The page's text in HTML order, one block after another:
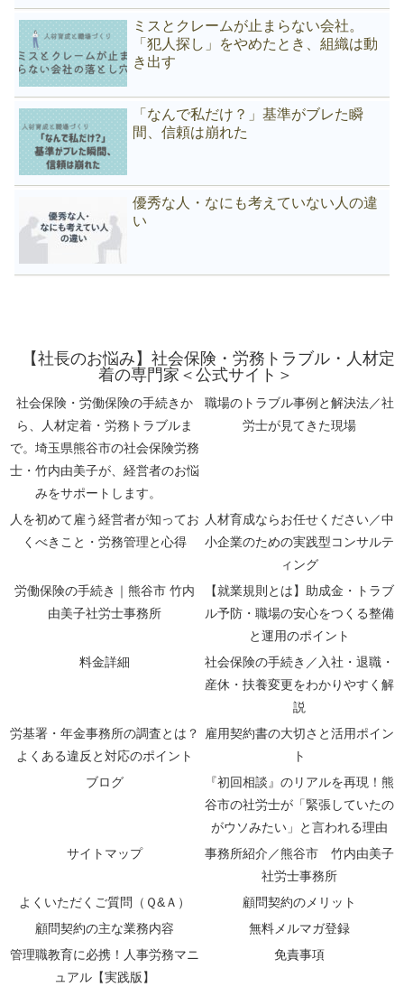
ミスとクレームが止まらない会社。
「犯人探し」をやめたとき、組織は動
き出す
「なんで私だけ？」基準がブレた瞬
間、信頼は崩れた
優秀な人・なにも考えていない人の違
い
【社長のお悩み】社会保険・労務トラブル・人材定
着の専門家＜公式サイト＞
社会保険・労働保険の手続きか
ら、人材定着・労務トラブルま
で。埼玉県熊谷市の社会保険労務
士・竹内由美子が、経営者のお悩
みをサポートします。
職場のトラブル事例と解決法／社
労士が見てきた現場
人を初めて雇う経営者が知ってお
くべきこと・労務管理と心得
人材育成ならお任せください／中
小企業のための実践型コンサルテ
ィング
労働保険の手続き｜熊谷市 竹内
由美子社労士事務所
【就業規則とは】助成金・トラブ
ル予防・職場の安心をつくる整備
と運用のポイント
料金詳細
社会保険の手続き／入社・退職・
産休・扶養変更をわかりやすく解
説
労基署・年金事務所の調査とは？
よくある違反と対応のポイント
雇用契約書の大切さと活用ポイン
ト
ブログ
『初回相談』のリアルを再現！熊
谷市の社労士が「緊張していたの
がウソみたい」と言われる理由
サイトマップ
事務所紹介／熊谷市 竹内由美子
社労士事務所
よくいただくご質問（Ｑ&Ａ）
顧問契約のメリット
顧問契約の主な業務内容
無料メルマガ登録
管理職教育に必携！人事労務マニ
ュアル【実践版】
免責事項